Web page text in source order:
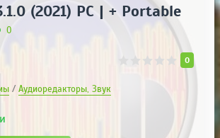
(2021) PC | + Portable
0
0
/ Аудиоредакторы, Звук